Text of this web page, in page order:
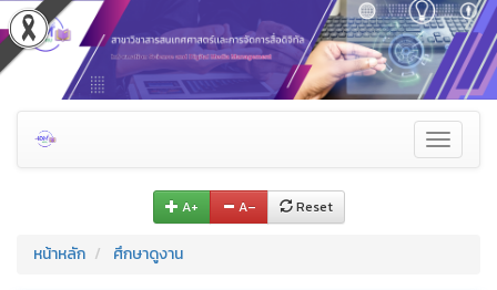
Toggle
A+ A– Reset
หน้าหลัก ศึกษาดูงาน